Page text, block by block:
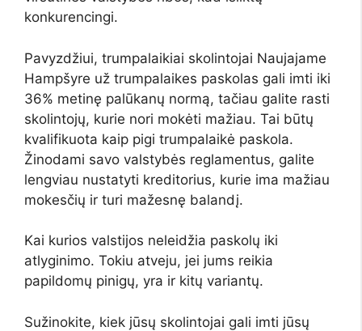
konkurencingi.
Pavyzdžiui, trumpalaikiai skolintojai Naujajame
Hampšyre už trumpalaikes paskolas gali imti iki
36% metinę palūkanų normą, tačiau galite rasti
skolintojų, kurie nori mokėti mažiau. Tai būtų
kvalifikuota kaip pigi trumpalaikė paskola.
Žinodami savo valstybės reglamentus, galite
lengviau nustatyti kreditorius, kurie ima mažiau
mokesčių ir turi mažesnę balandį.
Kai kurios valstijos neleidžia paskolų iki
atlyginimo. Tokiu atveju, jei jums reikia
papildomų pinigų, yra ir kitų variantų.
Sužinokite, kiek jūsų skolintojai gali imti jūsų